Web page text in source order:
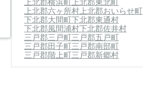
上北郡横浜町上北郡東北町
上北郡六ヶ所村上北郡おいらせ町
下北郡大間町下北郡東通村
下北郡風間浦村下北郡佐井村
三戸郡三戸町三戸郡五戸町
三戸郡田子町三戸郡南部町
三戸郡階上町三戸郡新郷村